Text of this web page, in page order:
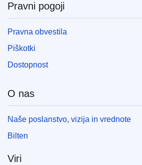
Pravni pogoji
Pravna obvestila
Piškotki
Dostopnost
O nas
Naše poslanstvo, vizija in vrednote
Bilten
Viri